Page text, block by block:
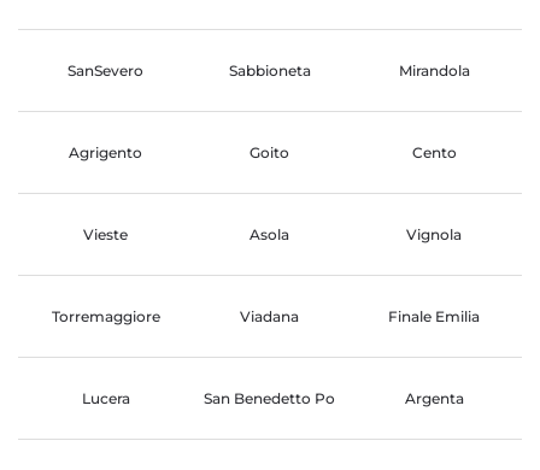
SanSevero Sabbioneta Mirandola
Agrigento Goito Cento
Vieste Asola Vignola
Torremaggiore Viadana Finale Emilia
Lucera San Benedetto Po Argenta